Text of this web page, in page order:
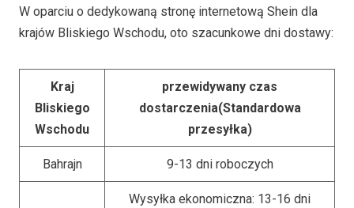
W oparciu o dedykowaną stronę internetową Shein dla
krajów Bliskiego Wschodu, oto szacunkowe dni dostawy:
Kraj
Bliskiego
Wschodu
przewidywany czas
dostarczenia(Standardowa
przesyłka)
Bahrajn 9-13 dni roboczych
Wysyłka ekonomiczna: 13-16 dni